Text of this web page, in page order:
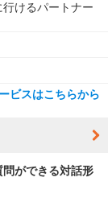
けるパートナー
ビスはこちらから
ができる対話形